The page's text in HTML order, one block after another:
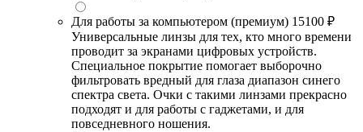
Для работы за компьютером (премиум) 15100 ₽
Универсальные линзы для тех, кто много времени
проводит за экранами цифровых устройств.
Специальное покрытие помогает выборочно
фильтровать вредный для глаза диапазон синего
спектра света. Очки с такими линзами прекрасно
подходят и для работы с гаджетами, и для
повседневного ношения.